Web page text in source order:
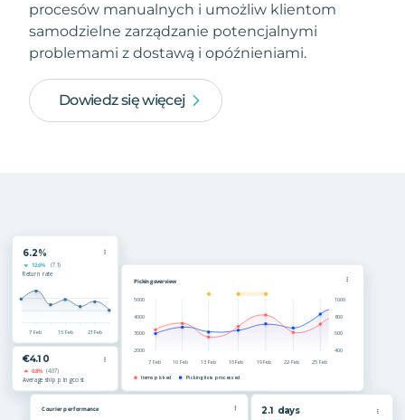
procesów manualnych i umożliw klientom
samodzielne zarządzanie potencjalnymi
problemami z dostawą i opóźnieniami.
Dowiedz się więcej